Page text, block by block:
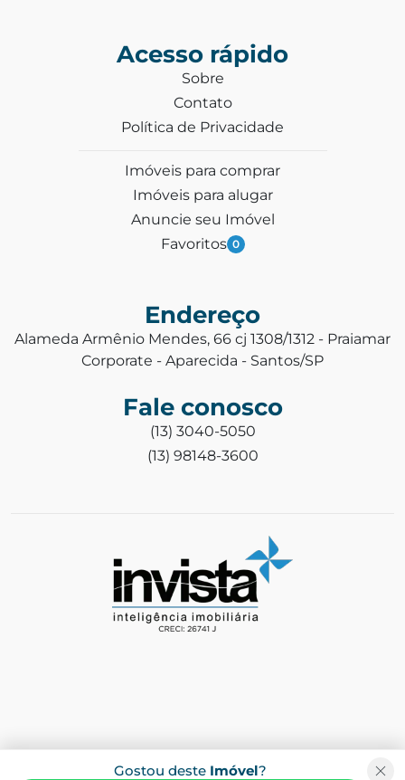
Gostou deste Imóvel?
Acesso rápido
Sobre
Contato
Política de Privacidade
Imóveis para comprar
Imóveis para alugar
Anuncie seu Imóvel
Favoritos 0
Endereço
Alameda Armênio Mendes, 66 cj 1308/1312 - Praiamar
Corporate - Aparecida - Santos/SP
Fale conosco
(13) 3040-5050
(13) 98148-3600